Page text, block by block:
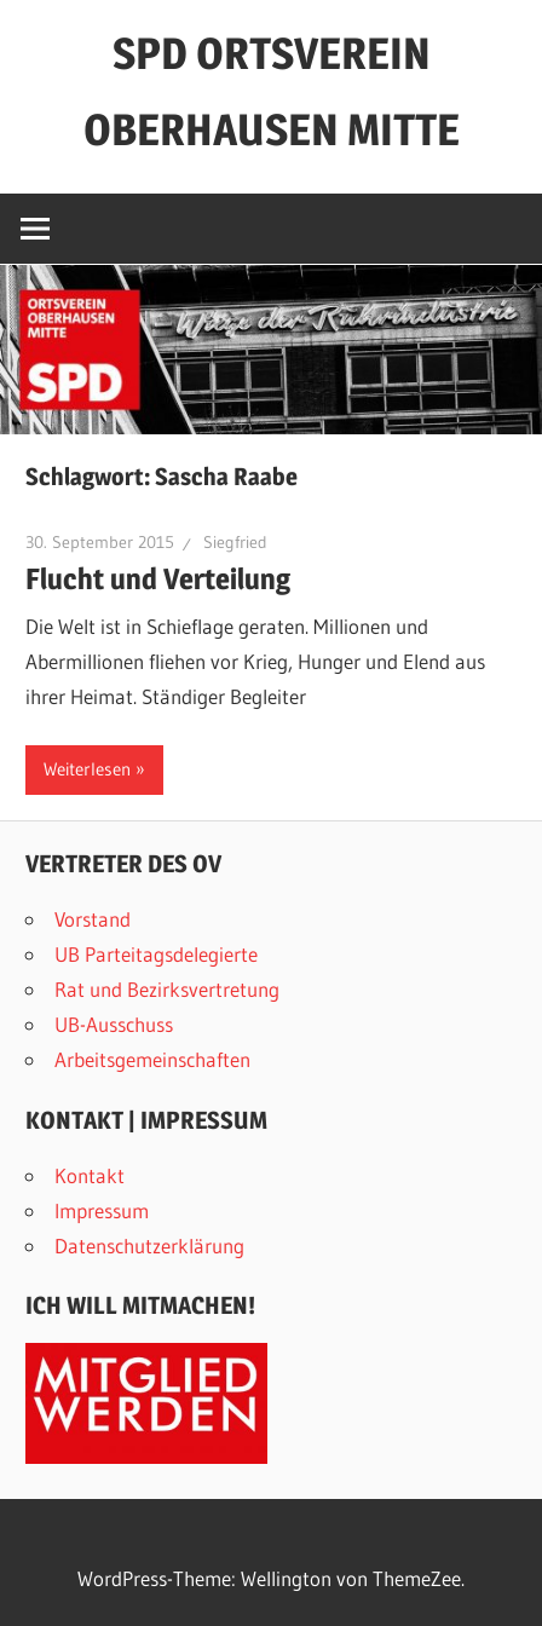
SPD ORTSVEREIN
OBERHAUSEN MITTE
Schlagwort:Sascha Raabe
30. September 2015 Siegfried
Flucht und Verteilung
Die Welt ist in Schieflage geraten. Millionen und
Abermillionen fliehen vor Krieg, Hunger und Elend aus
ihrer Heimat. Ständiger Begleiter
Weiterlesen
VERTRETER DES OV
Vorstand
UB Parteitagsdelegierte
Rat und Bezirksvertretung
UB-Ausschuss
Arbeitsgemeinschaften
KONTAKT | IMPRESSUM
Kontakt
Impressum
Datenschutzerklärung
ICH WILL MITMACHEN!
WordPress-Theme: Wellington von ThemeZee.